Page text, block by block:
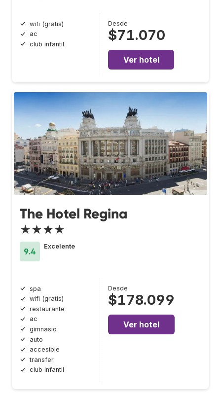
wifi (gratis)
ac
club infantil
Desde
$71.070
Ver hotel
The Hotel Regina
★★★★
9.4
Excelente
spa
wifi (gratis)
restaurante
ac
gimnasio
auto
accesible
transfer
club infantil
Desde
$178.099
Ver hotel